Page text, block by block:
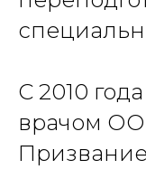
С 2010
врачом